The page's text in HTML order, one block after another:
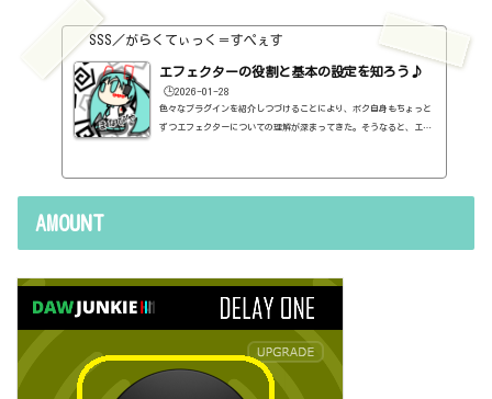
SSS／がらくてぃっく＝すぺぇす
エフェクターの役割と基本の設定を知ろう♪
🕒️2026-01-28
色々なプラグインを紹介しつづけることにより、ボク自身もちょっと
ずつエフェクターについての理解が深まってきた。そうなると、エフ
AMOUNT